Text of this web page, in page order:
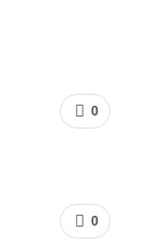
0
0